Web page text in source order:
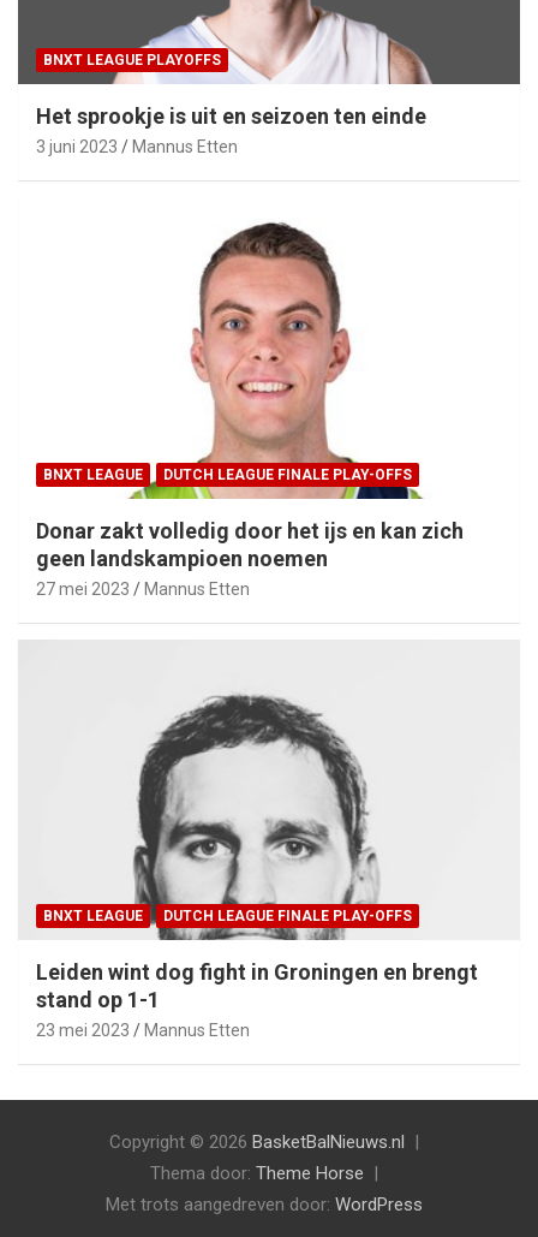
BNXT LEAGUE PLAYOFFS
Het sprookje is uit en seizoen ten einde
3 juni 2023 Mannus Etten
BNXT LEAGUE DUTCH LEAGUE FINALE PLAY-OFFS
Donar zakt volledig door het ijs en kan zich
geen landskampioen noemen
27 mei 2023 Mannus Etten
BNXT LEAGUE DUTCH LEAGUE FINALE PLAY-OFFS
Leiden wint dog fight in Groningen en brengt
stand op 1-1
23 mei 2023 Mannus Etten
Copyright © 2026 BasketBalNieuws.nl
Thema door: Theme Horse
Met trots aangedreven door: WordPress